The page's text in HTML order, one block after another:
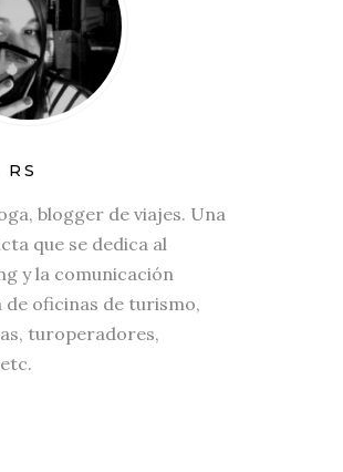
RS
blogger de viajes. Una
que se dedica al
y la comunicación
oficinas de turismo,
turoperadores,